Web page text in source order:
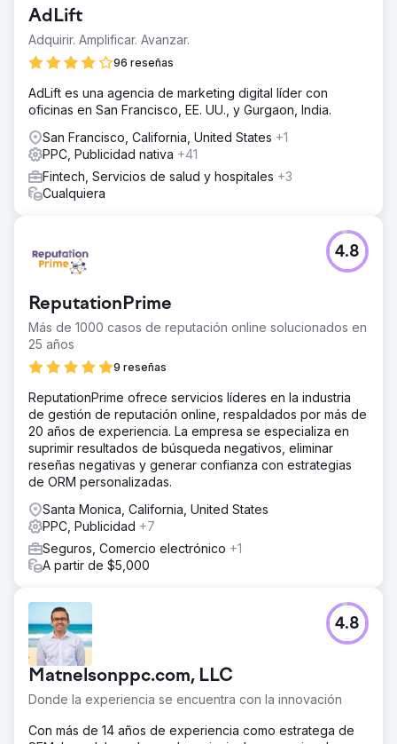
AdLift
Adquirir. Amplificar. Avanzar.
96 reseñas
AdLift es una agencia de marketing digital líder con
oficinas en San Francisco, EE. UU., y Gurgaon, India.
San Francisco, California, United States +1
PPC, Publicidad nativa +41
Fintech, Servicios de salud y hospitales +3
Cualquiera
ReputationPrime
Más de 1000 casos de reputación online solucionados en
25 años
9 reseñas
4.8
ReputationPrime ofrece servicios líderes en la industria
de gestión de reputación online, respaldados por más de
20 años de experiencia. La empresa se especializa en
suprimir resultados de búsqueda negativos, eliminar
reseñas negativas y generar confianza con estrategias
de ORM personalizadas.
Santa Monica, California, United States
PPC, Publicidad +7
Seguros, Comercio electrónico +1
A partir de $5,000
Matnelsonppc.com, LLC
Donde la experiencia se encuentra con la innovación
4.8
Con más de 14 años de experiencia como estratega de